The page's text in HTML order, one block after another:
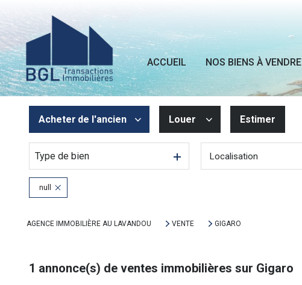
ACCUEIL NOS BIENS À VENDRE
Acheter de l'ancien
De l'ancien
De l'immo pro
Louer
à l'année
Estimer
Type de bien Localisation
null
AGENCE IMMOBILIÈRE AU LAVANDOU VENTE GIGARO
1 annonce(s) de ventes immobilières sur Gigaro